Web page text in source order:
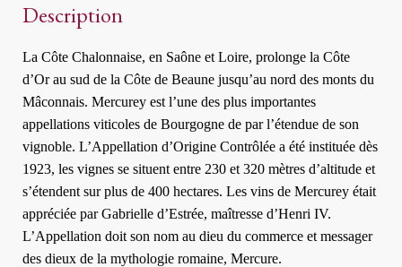
Description
La Côte Chalonnaise, en Saône et Loire, prolonge la Côte
d’Or au sud de la Côte de Beaune jusqu’au nord des monts du
Mâconnais. Mercurey est l’une des plus importantes
appellations viticoles de Bourgogne de par l’étendue de son
vignoble. L’Appellation d’Origine Contrôlée a été instituée dès
1923, les vignes se situent entre 230 et 320 mètres d’altitude et
s’étendent sur plus de 400 hectares. Les vins de Mercurey était
appréciée par Gabrielle d’Estrée, maîtresse d’Henri IV.
L’Appellation doit son nom au dieu du commerce et messager
des dieux de la mythologie romaine, Mercure.